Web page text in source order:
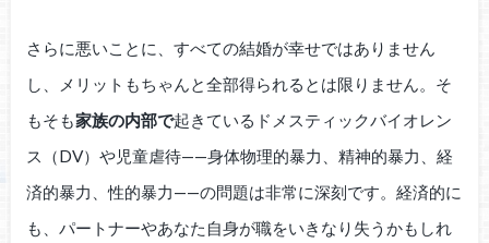
さらに悪いことに、すべての結婚が幸せではありません
し、メリットもちゃんと全部得られるとは限りません。そ
もそも家族の内部で起きているドメスティックバイオレン
ス（DV）や児童虐待——身体物理的暴力、精神的暴力、経
済的暴力、性的暴力——の問題は非常に深刻です。経済的に
も、パートナーやあなた自身が職をいきなり失うかもしれ